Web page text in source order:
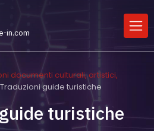
in.com
documenti culturali, artistici,
guide turistiche
turistiche